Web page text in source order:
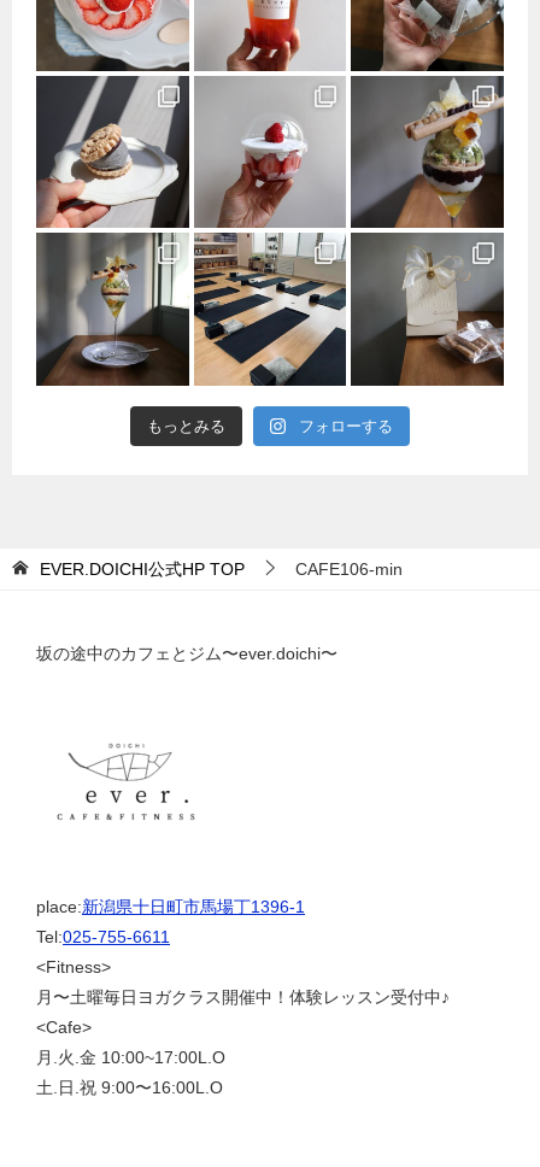
もっとみる フォローする
EVER.DOICHI公式HP TOP CAFE106-min
坂の途中のカフェとジム〜ever.doichi〜
place:新潟県十日町市馬場丁1396-1
Tel:025-755-6611
<Fitness>
月〜土曜毎日ヨガクラス開催中！体験レッスン受付中♪
<Cafe>
月.火.金 10:00~17:00L.O
土.日.祝 9:00〜16:00L.O